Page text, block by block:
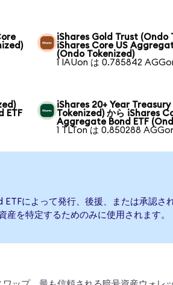
iShares Gold Trust (Ondo
iShares Core US
(Ondo Tokenized)
1 IAUon は 0.785842
ETF
iShares 20+ Year Treasury
Tokenized) から iShares
Aggregate Bond ETF
1 TLTon は 0.850288
によって発行、後援、または承認
産を特定するためのみに使用されます。